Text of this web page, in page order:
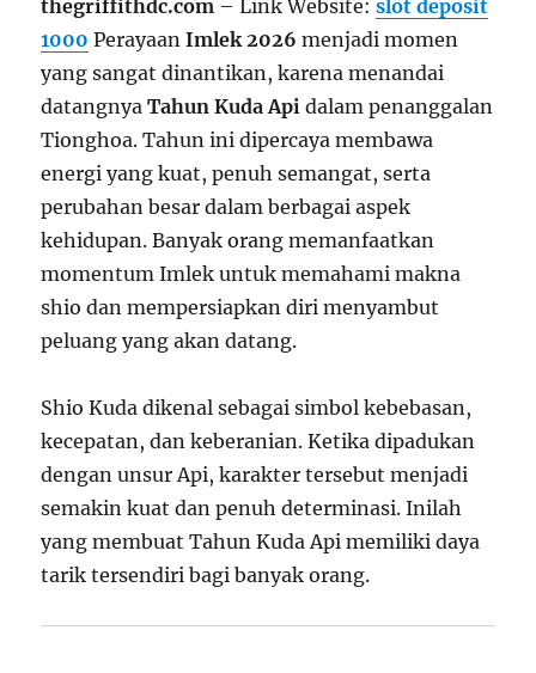
thegriffithdc.com – Link Website:slot deposit
1000 PerayaanImlek 2026 menjadi momen
yang sangat dinantikan, karena menandai
datangnyaTahun Kuda Api dalam penanggalan
Tionghoa. Tahun ini dipercaya membawa
energi yang kuat, penuh semangat, serta
perubahan besar dalam berbagai aspek
kehidupan. Banyak orang memanfaatkan
momentum Imlek untuk memahami makna
shio dan mempersiapkan diri menyambut
peluang yang akan datang.
Shio Kuda dikenal sebagai simbol kebebasan,
kecepatan, dan keberanian. Ketika dipadukan
dengan unsur Api, karakter tersebut menjadi
semakin kuat dan penuh determinasi. Inilah
yang membuat Tahun Kuda Api memiliki daya
tarik tersendiri bagi banyak orang.